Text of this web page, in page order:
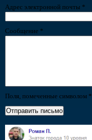
Адрес электронной почты *
Сообщение *
Поля, помеченные символом *